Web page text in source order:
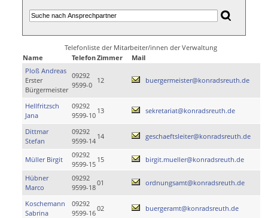
Telefonliste der Mitarbeiter/innen der Verwaltung
Name
TelefonZimmer
Mail
Ploß Andreas
Erster
Bürgermeister
09292
9599-0
12 buergermeister@konradsreuth.de
Hellfritzsch
Jana
09292
9599-10
13 sekretariat@konradsreuth.de
Dittmar
Stefan
09292
9599-14
14 geschaeftsleiter@konradsreuth.de
Müller Birgit
09292
9599-15
15 birgit.mueller@konradsreuth.de
Hübner
Marco
09292
9599-18
01 ordnungsamt@konradsreuth.de
Koschemann
Sabrina
09292
9599-16
02 buergeramt@konradsreuth.de